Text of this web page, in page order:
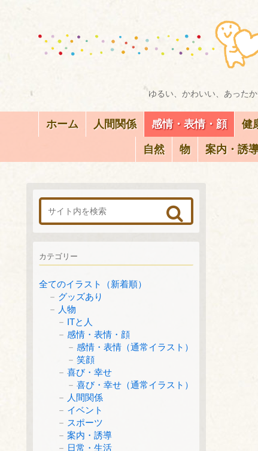
ゆるい、かわいい、あった
ホーム 人間関係 感情・表情・顔 健
自然 物 案内・誘
カテゴリー
全てのイラスト（新着順）
グッズあり
人物
ITと人
感情・表情・顔
感情・表情（通常イラスト）
笑顔
喜び・幸せ
喜び・幸せ（通常イラスト）
人間関係
イベント
スポーツ
案内・誘導
日常・生活